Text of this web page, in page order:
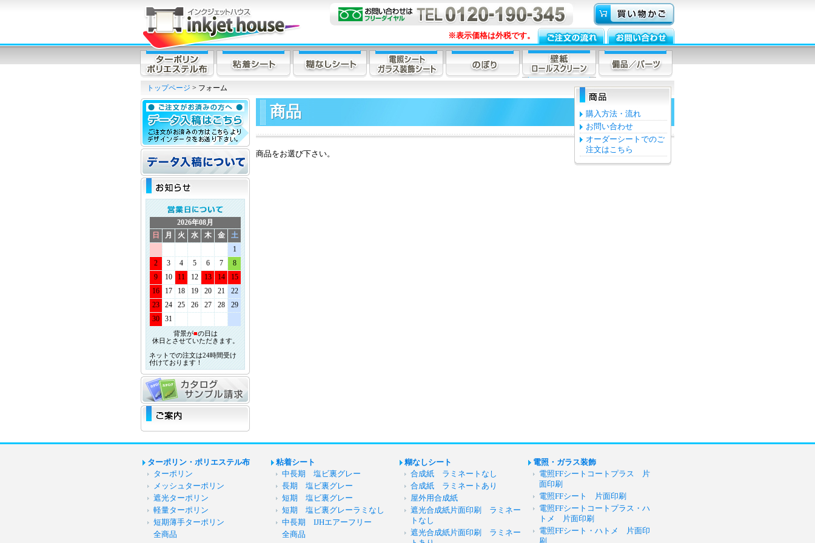
※表示価格は外税です。
トップページ > フォーム
2026年08月
日
月 火 水 木 金
土
1
2
3 4 5 6 7
8
9
10 11 12 13 14
15
16
17 18 19 20 21
22
23
24 25 26 27 28
29
30
31
背景が■の日は
休日とさせていただきます。
ネットでの注文は24時間受け
付けております！
商品
購入方法・流れ
お問い合わせ
オーダーシートでのご
注文はこちら
商品をお選び下さい。
ターポリン・ポリエステル布
ターポリン
メッシュターポリン
遮光ターポリン
軽量ターポリン
短期薄手ターポリン
全商品
粘着シート
中長期 塩ビ裏グレー
長期 塩ビ裏グレー
短期 塩ビ裏グレー
短期 塩ビ裏グレーラミなし
中長期 IJHエアーフリー
全商品
糊なしシート
合成紙 ラミネートなし
合成紙 ラミネートあり
屋外用合成紙
遮光合成紙片面印刷 ラミネー
トなし
遮光合成紙片面印刷 ラミネー
電照・ガラス装飾
電照FFシートコートプラス 片
面印刷
電照FFシート 片面印刷
電照FFシートコートプラス・ハ
トメ 片面印刷
電照FFシート・ハトメ 片面印
刷